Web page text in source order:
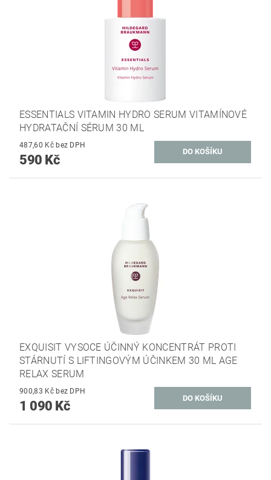
ESSENTIALS VITAMIN HYDRO SERUM VITAMÍNOVÉ
HYDRATAČNÍ SÉRUM 30 ML
487,60 Kč bez DPH
590 Kč
EXQUISIT VYSOCE ÚČINNÝ KONCENTRÁT PROTI
STÁRNUTÍ S LIFTINGOVÝM ÚČINKEM 30 ML AGE
RELAX SERUM
900,83 Kč bez DPH
1 090 Kč